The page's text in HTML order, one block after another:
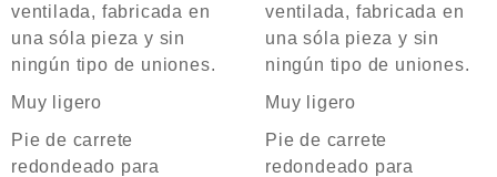
ventilada, fabricada en
una sóla pieza y sin
ningún tipo de uniones.
Muy ligero
Pie de carrete
redondeado para
ventilada, fabricada en
una sóla pieza y sin
ningún tipo de uniones.
Muy ligero
Pie de carrete
redondeado para